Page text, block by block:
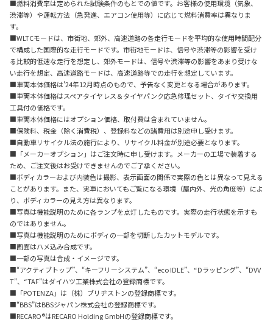
■燃料消費率は定められた試験条件のもとでの値です。お客様の使用環境（気象、
渋滞等）や運転方法（急発進、エアコン使用等）に応じて燃料消費率は異なりま
す。
■WLTCモードは、市街地、郊外、高速道路の各走行モードを平均的な使用時間配分
で構成した国際的な走行モードです。市街地モードは、信号や渋滞等の影響を受け
る比較的低速な走行を想定し、郊外モードは、信号や渋滞等の影響をあまり受けな
い走行を想定、高速道路モードは、高速道路等での走行を想定しています。
■車両本体価格は'24年12月時点のもので、予告なく変更となる場合があります。
■車両本体価格はスペアタイヤレス＆タイヤパンク応急修理セット、タイヤ交換用
工具付の価格です。
■車両本体価格にはオプション価格、取付費は含まれていません。
■保険料、税金（除く消費税）、登録料などの諸費用は別途申し受けます。
■自動車リサイクル法の施行により、リサイクル料金が別途必要となります。
■「メーカーオプション」はご注文時に申し受けます。メーカーの工場で装着する
ため、ご注文後はお受けできませんのでご了承ください。
■ボディカラーおよび内装色は撮影、表示画面の関係で実際の色とは異なって見える
ことがあります。また、実車においてもご覧になる環境（屋内外、光の角度等）によ
り、ボディカラーの見え方は異なります。
■写真は機能説明のために各ランプを点灯したものです。実際の走行状態を示すも
のではありません。
■写真は機能説明のためにボディの一部を切断したカットモデルです。
■画面はハメ込み合成です。
■一部の写真は合成・イメージです。
■“アクティブトップ”、“キーフリーシステム”、“eco IDLE”、“Dラッピング”、“DVV
T”、“TAF”はダイハツ工業株式会社の登録商標です。
■「POTENZA」は（株）ブリヂストンの登録商標です。
■“BBS”はBBSジャパン株式会社の登録商標です。
■RECARO®はRECARO Holding GmbHの登録商標です。